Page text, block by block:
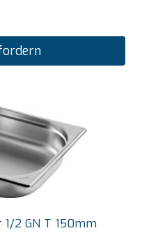
1/2 GN T 150mm